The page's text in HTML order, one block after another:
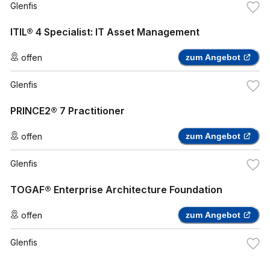
Glenfis
ITIL® 4 Specialist: IT Asset Management
offen zum Angebot
Glenfis
PRINCE2® 7 Practitioner
offen zum Angebot
Glenfis
TOGAF® Enterprise Architecture Foundation
offen zum Angebot
Glenfis